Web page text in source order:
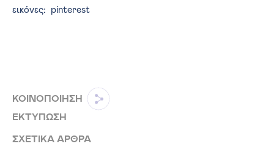
εικόνες: pinterest
ΚΟΙΝΟΠΟΙΗΣΗ
ΕΚΤΥΠΩΣΗ
ΣΧΕΤΙΚΑ ΑΡΘΡΑ